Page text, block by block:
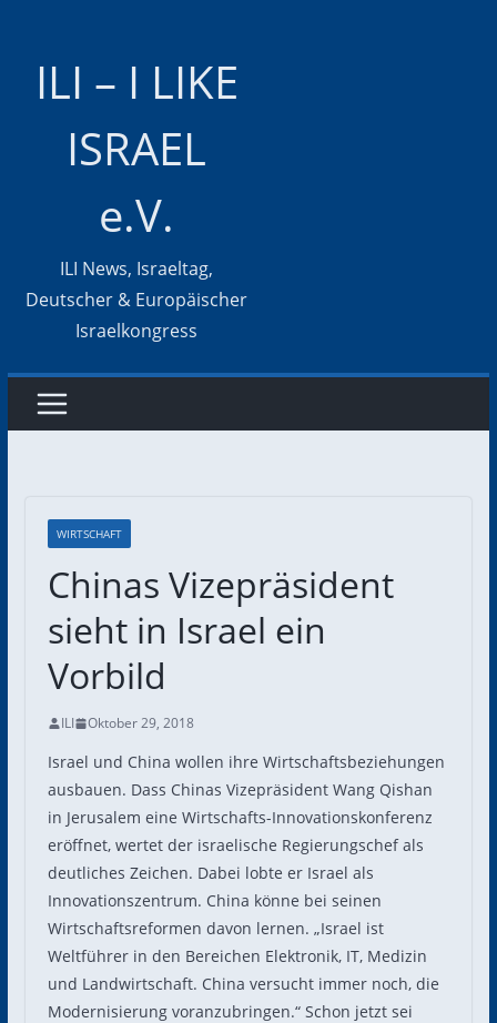
ILI – I LIKE
ISRAEL
e.V.
ILI News, Israeltag,
Deutscher & Europäischer
Israelkongress
WIRTSCHAFT
Chinas Vizepräsident
sieht in Israel ein
Vorbild
ILI Oktober 29, 2018
Israel und China wollen ihre Wirtschaftsbeziehungen
ausbauen. Dass Chinas Vizepräsident Wang Qishan
in Jerusalem eine Wirtschafts-Innovationskonferenz
eröffnet, wertet der israelische Regierungschef als
deutliches Zeichen. Dabei lobte er Israel als
Innovationszentrum. China könne bei seinen
Wirtschaftsreformen davon lernen. „Israel ist
Weltführer in den Bereichen Elektronik, IT, Medizin
und Landwirtschaft. China versucht immer noch, die
Modernisierung voranzubringen.“ Schon jetzt sei